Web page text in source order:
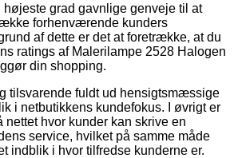
højeste grad gavnlige genveje til at
forhenværende kunders
af dette er det at foretrække, at du
ratings af Malerilampe 2528 Halogen
din shopping.
tilsvarende fuldt ud hensigtsmæssige
i netbutikkens kundefokus. I øvrigt er
nettet hvor kunder kan skrive en
service, hvilket på samme måde
indblik i hvor tilfredse kunderne er.